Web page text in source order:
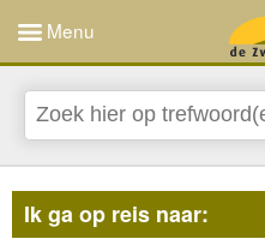
Menu
Ik ga op reis naar: